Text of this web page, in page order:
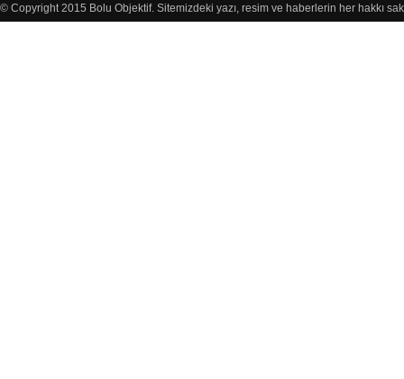
© Copyright 2015 Bolu Objektif. Sitemizdeki yazı, resim ve haberlerin her hakkı